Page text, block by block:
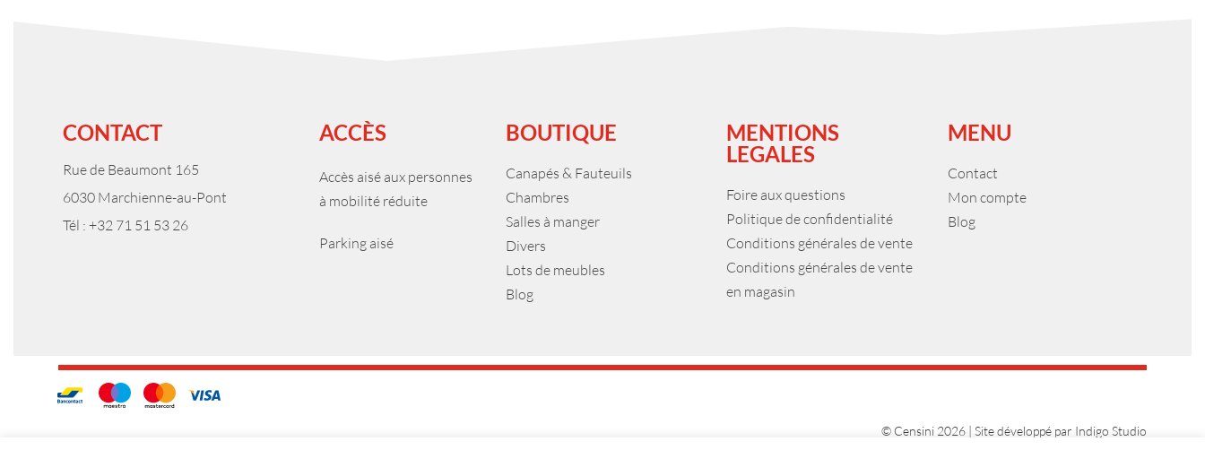
CONTACT
Rue de Beaumont 165
6030 Marchienne-au-Pont
Tél : +32 71 51 53 26
ACCÈS
Accès aisé aux personnes
à mobilité réduite
Parking aisé
BOUTIQUE
Canapés & Fauteuils
Chambres
Salles à manger
Divers
Lots de meubles
Blog
MENTIONS
LEGALES
Foire aux questions
Politique de confidentialité
Conditions générales de vente
Conditions générales de vente
en magasin
MENU
Contact
Mon compte
Blog
© Censini 2026 | Site développé par Indigo Studio